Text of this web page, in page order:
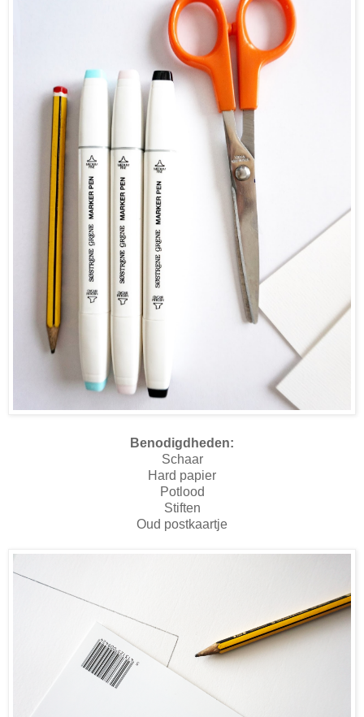
Benodigdheden:
Schaar
Hard papier
Potlood
Stiften
Oud postkaartje